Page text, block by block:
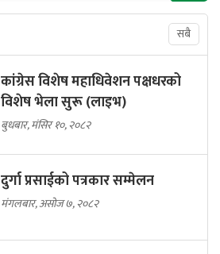
सबै
कांग्रेस विशेष महाधिवेशन पक्षधरको
विशेष भेला सुरू (लाइभ)
बुधबार, मंसिर १०, २०८२
दुर्गा प्रसाईको पत्रकार सम्मेलन
मंगलबार, असोज ७, २०८२